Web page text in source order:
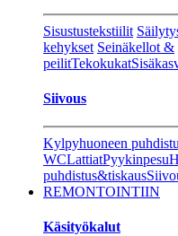
Sisustustekstiilit
kehykset Seinäkellot &
peilitTekokukat
Siivous
Kylpyhuoneen
WCLattiatPyykinpesu
puhdistus&tiskaus
REMONTOINTIIN
Käsityökalut